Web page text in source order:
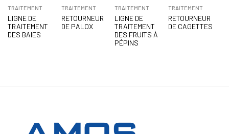
TRAITEMENT
LIGNE DE
TRAITEMENT
DES BAIES
TRAITEMENT
RETOURNEUR
DE PALOX
TRAITEMENT
LIGNE DE
TRAITEMENT
DES FRUITS À
PÉPINS
TRAITEMENT
RETOURNEUR
DE CAGETTES